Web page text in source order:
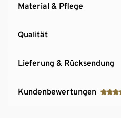
Material & Pflege
Qualität
Lieferung & Rücksendung
Kundenbewertungen